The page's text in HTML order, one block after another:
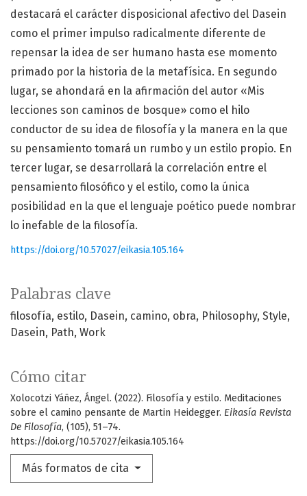
Palabras clave
filosofía estilo Dasein camino obra Philosophy Style
Dasein
Path Work
Cómo citar
Xolocotzi Yáñez, Ángel. (2022). Filosofía y estilo. Meditaciones
sobre el camino pensante de Martin Heidegger. Eikasía Revista
De Filosofía, (105), 51–74.
https://doi.org/10.57027/eikasia.105.164
Más formatos de cita
destacará el carácter disposicional afectivo del Dasein
como el primer impulso radicalmente diferente de
repensar la idea de ser humano hasta ese momento
primado por la historia de la metafísica. En segundo
lugar, se ahondará en la afirmación del autor «Mis
lecciones son caminos de bosque» como el hilo
conductor de su idea de filosofía y la manera en la que
su pensamiento tomará un rumbo y un estilo propio. En
tercer lugar, se desarrollará la correlación entre el
pensamiento filosófico y el estilo, como la única
posibilidad en la que el lenguaje poético puede nombrar
lo inefable de la filosofía.
https://doi.org/10.57027/eikasia.105.164